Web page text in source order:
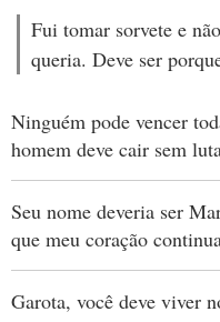
Fui tomar sorvete e
queria. Deve ser
Ninguém pode vencer
homem deve cair sem
Seu nome deveria ser
que meu coração
Garota, você deve viver